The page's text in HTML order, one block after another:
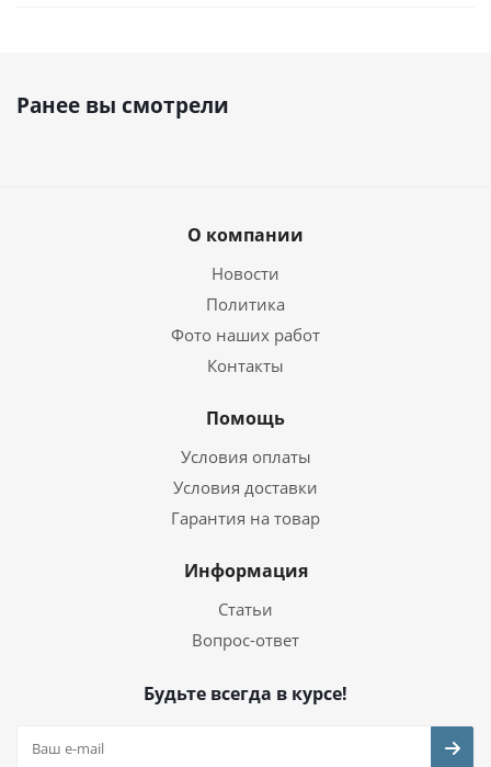
Ранее вы смотрели
О компании
Новости
Политика
Фото наших работ
Контакты
Помощь
Условия оплаты
Условия доставки
Гарантия на товар
Информация
Статьи
Вопрос-ответ
Будьте всегда в курсе!